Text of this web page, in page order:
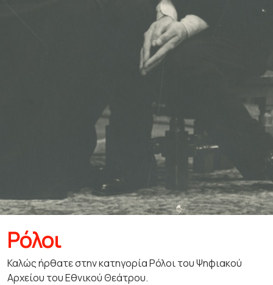
Ρόλοι
Καλώς ήρθατε στην κατηγορία Ρόλοι του Ψηφιακού
Αρχείου του Εθνικού Θεάτρου.